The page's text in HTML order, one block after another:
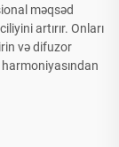
məqsəd
artırır. Onları
və difuzor
harmoniyasından